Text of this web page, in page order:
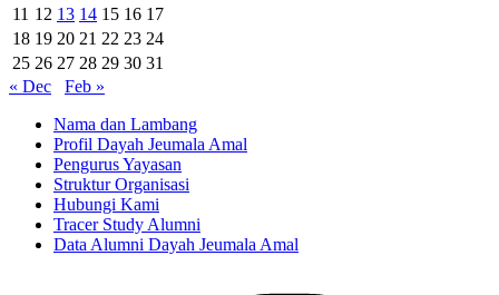
11 12 13 14 15 16 17
18 19 20 21 22 23 24
25 26 27 28 29 30 31
« Dec
Feb »
Nama dan Lambang
Profil Dayah Jeumala Amal
Pengurus Yayasan
Struktur Organisasi
Hubungi Kami
Tracer Study Alumni
Data Alumni Dayah Jeumala Amal